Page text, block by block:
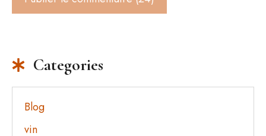
Categories
Blog
vin